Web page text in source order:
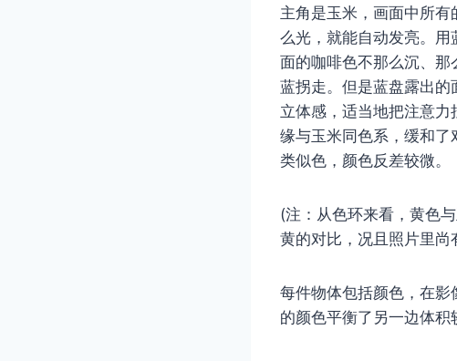
主角是玉米，画面中所
么光，就能自动发亮。
面的咖啡色不那么沉、
蓝拐走。但是蓝盘露出
立体感，适当地把注意
缘与玉米同色系，缓和
类似色，颜色反差较微。
(注：从色环来看，黄色
黄的对比，况且照片里
每件物体包括颜色，在
的颜色平衡了另一边体积